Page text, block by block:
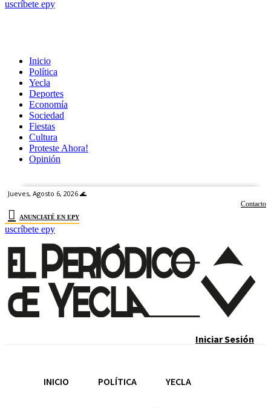
uscríbete epy
Inicio
Política
Yecla
Deportes
Economía
Sociedad
Fiestas
Cultura
Proteste Ahora!
Opinión
El Periódico de Yecla
Recupera tu contraseña
Jueves, Agosto 6, 2026 🌊
Contacto
ANUNCIATÉ EN EPY
uscríbete epy
Iniciar Sesión
INICIO POLÍTICA YECLA